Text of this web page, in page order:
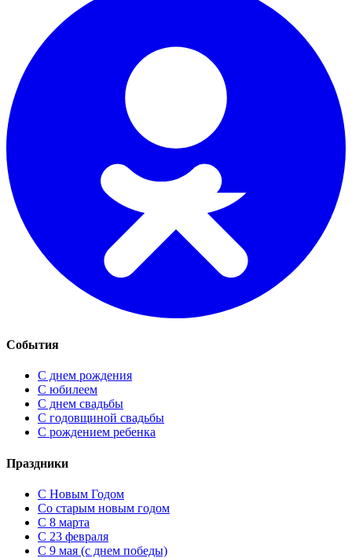
События
С днем рождения
С юбилеем
С днем свадьбы
С годовщиной свадьбы
С рождением ребенка
Праздники
C Новым Годом
Cо старым новым годом
С 8 марта
С 23 февраля
С 9 мая (с днем победы)